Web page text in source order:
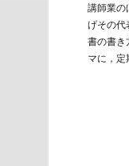
講師業の
げその代
書の書き
マに，定